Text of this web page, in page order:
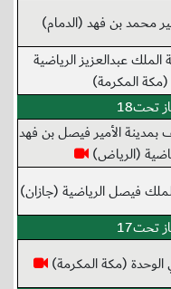
محمد بن فهد (الدمام)
الملك عبدالعزيز الرياضية
(مكة المكرمة)
تحت18
بمدينة الأمير فيصل بن فهد
(الرياض)
فيصل الرياضية (جازان)
تحت17
(مكة المكرمة)